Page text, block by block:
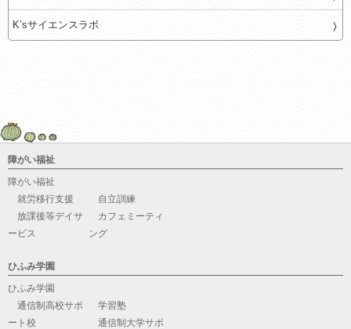
K’sサイエンスラボ
障がい福祉
障がい福祉
就労移行支援
自立訓練
放課後等デイサ
ービス
カフェミーティ
ング
ひふみ学園
ひふみ学園
通信制高校サポ
ート校
学習塾
通信制大学サポ